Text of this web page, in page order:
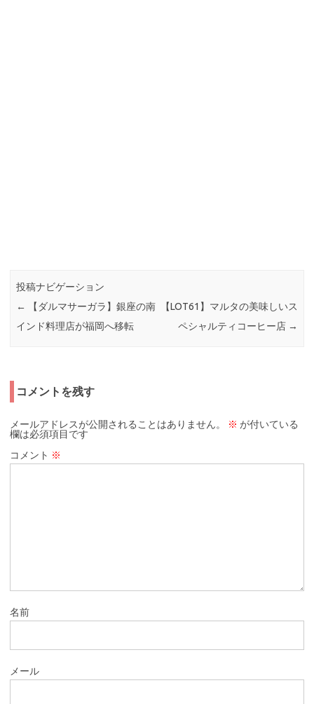
投稿ナビゲーション
←
【ダルマサーガラ】銀座の南
インド料理店が福岡へ移転
【LOT61】マルタの美味しいス
ペシャルティコーヒー店 →
コメントを残す
メールアドレスが公開されることはありません。 ※ が付いている
欄は必須項目です
コメント ※
名前
メール